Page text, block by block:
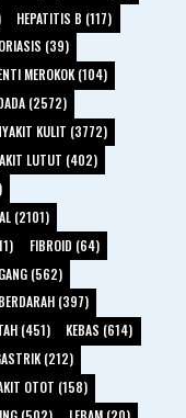
HEPATITIS B (117)
(39)
MEROKOK (104)
(2572)
KULIT (3772)
LUTUT (402)
(2101)
FIBROID (64)
(562)
(397)
(451)
KEBAS (614)
(212)
OTOT (158)